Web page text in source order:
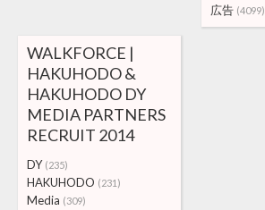
広告 (4099)
WALKFORCE |
HAKUHODO &
HAKUHODO DY
MEDIA PARTNERS
RECRUIT 2014
DY (235)
HAKUHODO (231)
Media (309)